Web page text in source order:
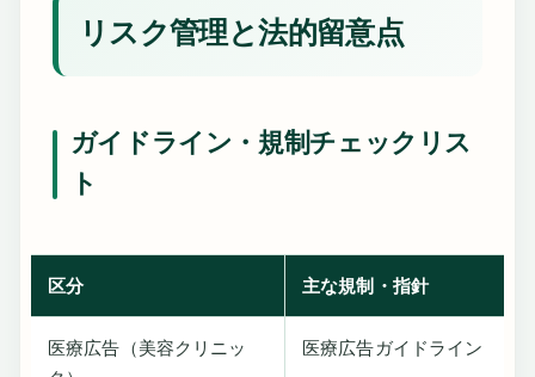
リスク管理と法的留意点
ガイドライン・規制チェックリス
ト
区分 主な規制・指針
医療広告（美容クリニッ
医療広告ガイドライン